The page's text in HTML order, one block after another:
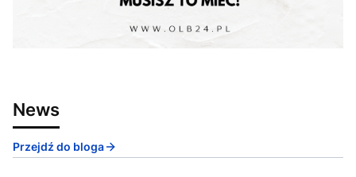
News
Przejdź do bloga